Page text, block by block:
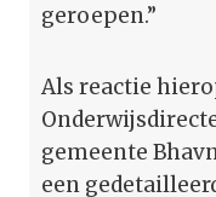
geroepen.”
Als reactie
gemeente
een